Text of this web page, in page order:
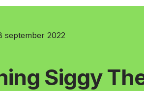
september 2022
Siggy